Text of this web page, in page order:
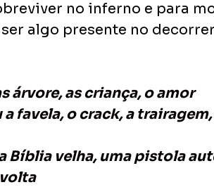
no inferno e para
algo presente no
árvore, as criança, o amor
favela, o crack, a
Bíblia velha, uma pistola